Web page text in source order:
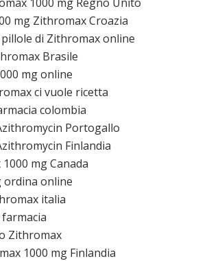
mg Zithromax Croazia
di Zithromax online
Brasile
mg online
ci vuole ricetta
colombia
Portogallo
Finlandia
mg Canada
ordina online
italia
Zithromax
1000 mg Finlandia